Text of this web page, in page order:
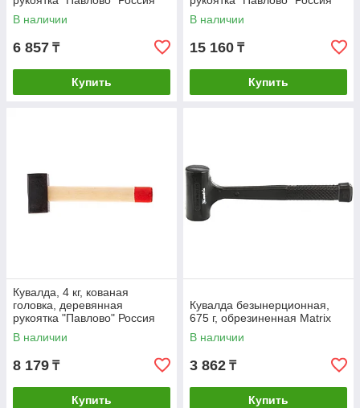
В наличии
6 857 ₸
Купить
В наличии
15 160 ₸
Купить
Кувалда, 4 кг, кованая
головка, деревянная
рукоятка "Павлово" Россия
В наличии
8 179 ₸
Купить
Кувалда безынерционная,
675 г, обрезиненная Matrix
В наличии
3 862 ₸
Купить